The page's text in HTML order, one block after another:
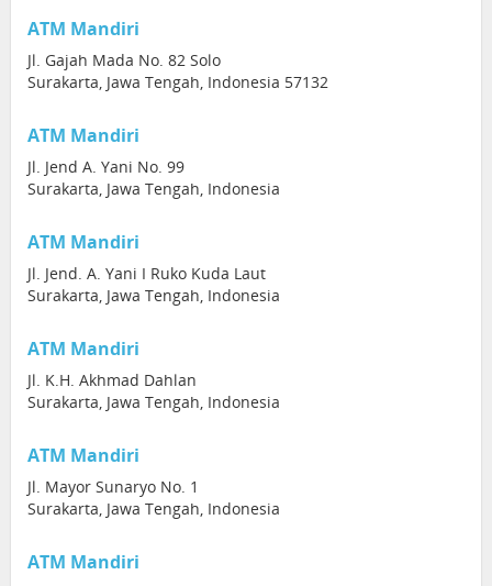
ATM Mandiri
Jl. Gajah Mada No. 82 Solo
Surakarta, Jawa Tengah, Indonesia 57132
ATM Mandiri
Jl. Jend A. Yani No. 99
Surakarta, Jawa Tengah, Indonesia
ATM Mandiri
Jl. Jend. A. Yani I Ruko Kuda Laut
Surakarta, Jawa Tengah, Indonesia
ATM Mandiri
Jl. K.H. Akhmad Dahlan
Surakarta, Jawa Tengah, Indonesia
ATM Mandiri
Jl. Mayor Sunaryo No. 1
Surakarta, Jawa Tengah, Indonesia
ATM Mandiri